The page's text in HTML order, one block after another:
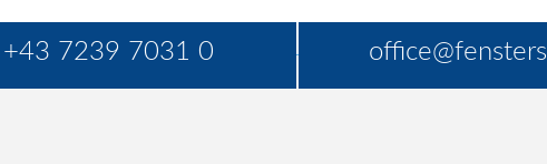
+43 7239 7031 0